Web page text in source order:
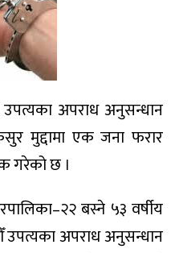
अपराध अनुसन्धान
मुद्दामा एक जना फरार
गरेको छ ।
बस्ने ५३ वर्षीय
उपत्यका अपराध अनुसन्धान